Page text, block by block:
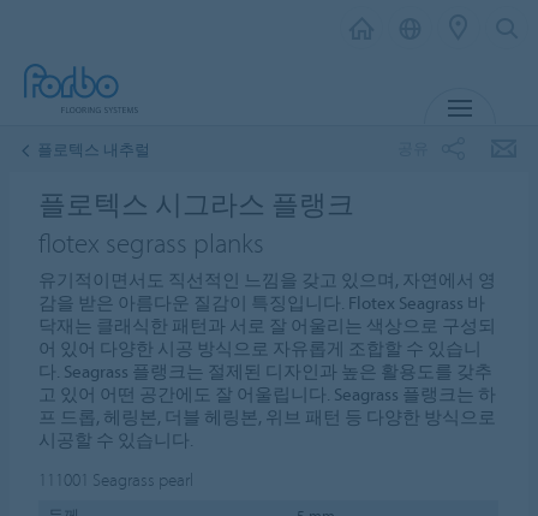
플로텍스 내추럴
플로텍스 시그라스 플랭크
flotex segrass planks
유기적이면서도 직선적인 느낌을 갖고 있으며, 자연에서 영
감을 받은 아름다운 질감이 특징입니다. Flotex Seagrass 바
닥재는 클래식한 패턴과 서로 잘 어울리는 색상으로 구성되
어 있어 다양한 시공 방식으로 자유롭게 조합할 수 있습니
다. Seagrass 플랭크는 절제된 디자인과 높은 활용도를 갖추
고 있어 어떤 공간에도 잘 어울립니다. Seagrass 플랭크는 하
프 드롭, 헤링본, 더블 헤링본, 위브 패턴 등 다양한 방식으로
시공할 수 있습니다.
111001 Seagrass pearl